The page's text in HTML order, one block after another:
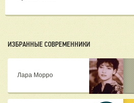
ИЗБРАННЫЕ СОВРЕМЕННИКИ
Лара Морро